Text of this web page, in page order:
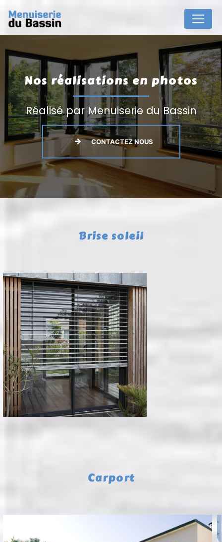
Nos réalisations en photos
Réalisé par Menuiserie du Bassin
CONTACTEZ NOUS
Brise soleil
Carport